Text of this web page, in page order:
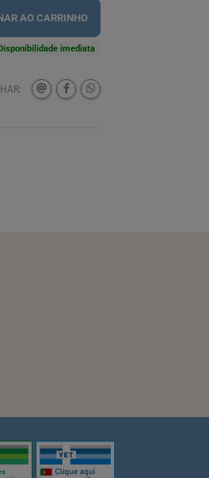
AO CARRINHO
imediata